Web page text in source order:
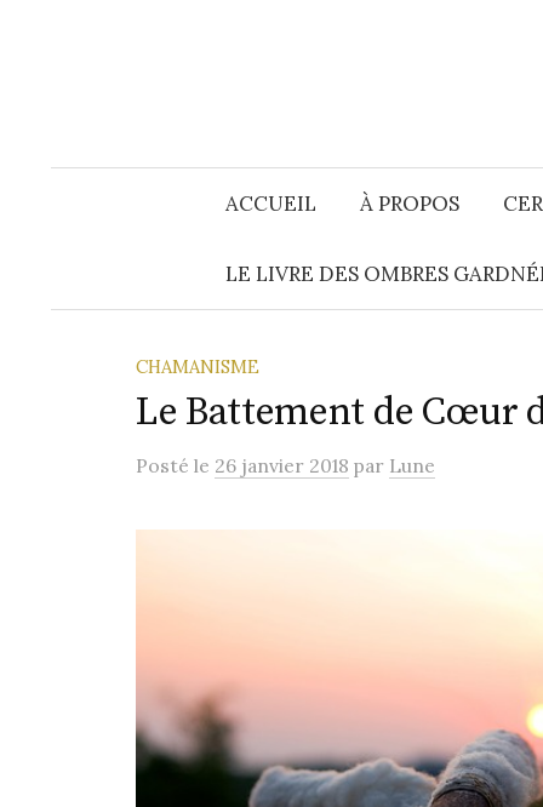
ACCUEIL À PROPOS
LE LIVRE DES OMBRES
CHAMANISME
Le Battement de Cœur
Posté le 26 janvier 2018 par Lune